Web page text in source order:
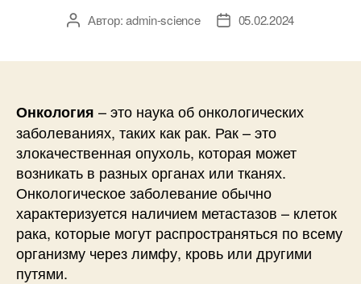
АвторАвтор:admin-science
Дата05.02.2024
Онкология – это наука об онкологических
заболеваниях, таких как рак. Рак – это
злокачественная опухоль, которая может
возникать в разных органах или тканях.
Онкологическое заболевание обычно
характеризуется наличием метастазов – клеток
рака, которые могут распространяться по всему
организму через лимфу, кровь или другими
путями.